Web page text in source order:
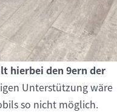
hierbei den 9ern der
Unterstützung wäre
so nicht möglich.